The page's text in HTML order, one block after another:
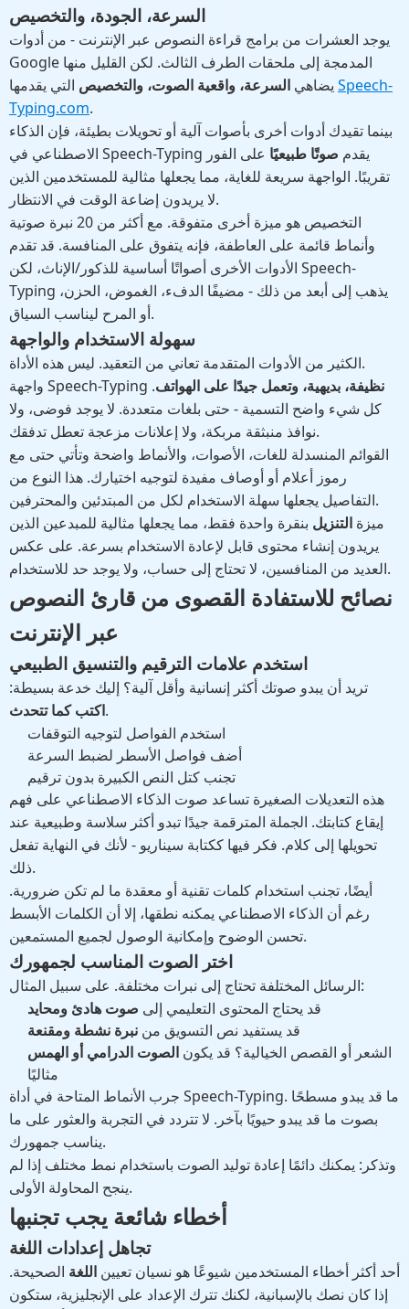
السرعة، الجودة، والتخصيص
يوجد العشرات من برامج قراءة النصوص عبر الإنترنت - من أدوات
Google المدمجة إلى ملحقات الطرف الثالث. لكن القليل منها
يضاهي السرعة، واقعية الصوت، والتخصيص
Speech-
Typing.com.
بينما تقيدك أدوات أخرى بأصوات آلية أو تحويلات بطيئة، فإن الذكاء
الاصطناعي في Speech-Typing يقدم صوتًا طبيعيًا على الفور
تقريبًا. الواجهة سريعة للغاية، مما يجعلها مثالية للمستخدمين الذين
لا يريدون إضاعة الوقت في الانتظار.
التخصيص هو ميزة أخرى متفوقة. مع أكثر من 20 نبرة صوتية
وأنماط قائمة على العاطفة، فإنه يتفوق على المنافسة. قد تقدم
الأدوات الأخرى أصواتًا أساسية للذكور/الإناث، لكن Speech-
Typing يذهب إلى أبعد من ذلك - مضيفًا الدفء، الغموض، الحزن،
أو المرح ليناسب السياق.
سهولة الاستخدام والواجهة
الكثير من الأدوات المتقدمة تعاني من التعقيد. ليس هذه الأداة.
واجهة Speech-Typing نظيفة، بديهية، وتعمل جيدًا على الهواتف.
كل شيء واضح التسمية - حتى بلغات متعددة. لا يوجد فوضى، ولا
نوافذ منبثقة مربكة، ولا إعلانات مزعجة تعطل تدفقك.
القوائم المنسدلة للغات، الأصوات، والأنماط واضحة وتأتي حتى مع
رموز أعلام أو أوصاف مفيدة لتوجيه اختيارك. هذا النوع من
التفاصيل يجعلها سهلة الاستخدام لكل من المبتدئين والمحترفين.
ميزة التنزيل بنقرة واحدة فقط، مما يجعلها مثالية للمبدعين الذين
يريدون إنشاء محتوى قابل لإعادة الاستخدام بسرعة. على عكس
العديد من المنافسين، لا تحتاج إلى حساب، ولا يوجد حد للاستخدام.
نصائح للاستفادة القصوى من قارئ النصوص
عبر الإنترنت
استخدم علامات الترقيم والتنسيق الطبيعي
تريد أن يبدو صوتك أكثر إنسانية وأقل آلية؟ إليك خدعة بسيطة:
اكتب كما تتحدث.
استخدم الفواصل لتوجيه التوقفات
أضف فواصل الأسطر لضبط السرعة
تجنب كتل النص الكبيرة بدون ترقيم
هذه التعديلات الصغيرة تساعد صوت الذكاء الاصطناعي على فهم
إيقاع كتابتك. الجملة المترقمة جيدًا تبدو أكثر سلاسة وطبيعية عند
تحويلها إلى كلام. فكر فيها ككتابة سيناريو - لأنك في النهاية تفعل
ذلك.
أيضًا، تجنب استخدام كلمات تقنية أو معقدة ما لم تكن ضرورية.
رغم أن الذكاء الاصطناعي يمكنه نطقها، إلا أن الكلمات الأبسط
تحسن الوضوح وإمكانية الوصول لجميع المستمعين.
اختر الصوت المناسب لجمهورك
الرسائل المختلفة تحتاج إلى نبرات مختلفة. على سبيل المثال:
قد يحتاج المحتوى التعليمي إلى صوت هادئ ومحايد
قد يستفيد نص التسويق من نبرة نشطة ومقنعة
الشعر أو القصص الخيالية؟ قد يكون الصوت الدرامي أو الهمس
مثاليًا
جرب الأنماط المتاحة في أداة Speech-Typing. ما قد يبدو مسطحًا
بصوت ما قد يبدو حيويًا بآخر. لا تتردد في التجربة والعثور على ما
يناسب جمهورك.
وتذكر: يمكنك دائمًا إعادة توليد الصوت باستخدام نمط مختلف إذا لم
ينجح المحاولة الأولى.
أخطاء شائعة يجب تجنبها
تجاهل إعدادات اللغة
أحد أكثر أخطاء المستخدمين شيوعًا هو نسيان تعيين اللغة الصحيحة.
إذا كان نصك بالإسبانية، لكنك تترك الإعداد على الإنجليزية، ستكون